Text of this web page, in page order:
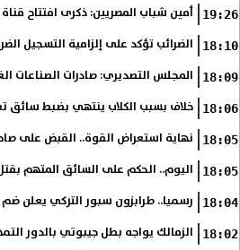
19:26 أمين شباب المصريين: ذكرى افتتاح
18:10 الضرائب تؤكد على إلزامية التسجيل
18:09 المجلس التصديري: صادرات الصناعات الغذائية إلى
18:06 خلاف بسبب الكلاب ينتهي بضبط سائق
18:05 نهاية استعراض القوة.. القبض على
18:05 اليوم.. الحكم على السائق المتهم بقتل رجل
18:04 رسميا.. طرابزون سبور التركي يعلن ضم
18:02 الزمالك يواجه بطل جيبوتي بالدور